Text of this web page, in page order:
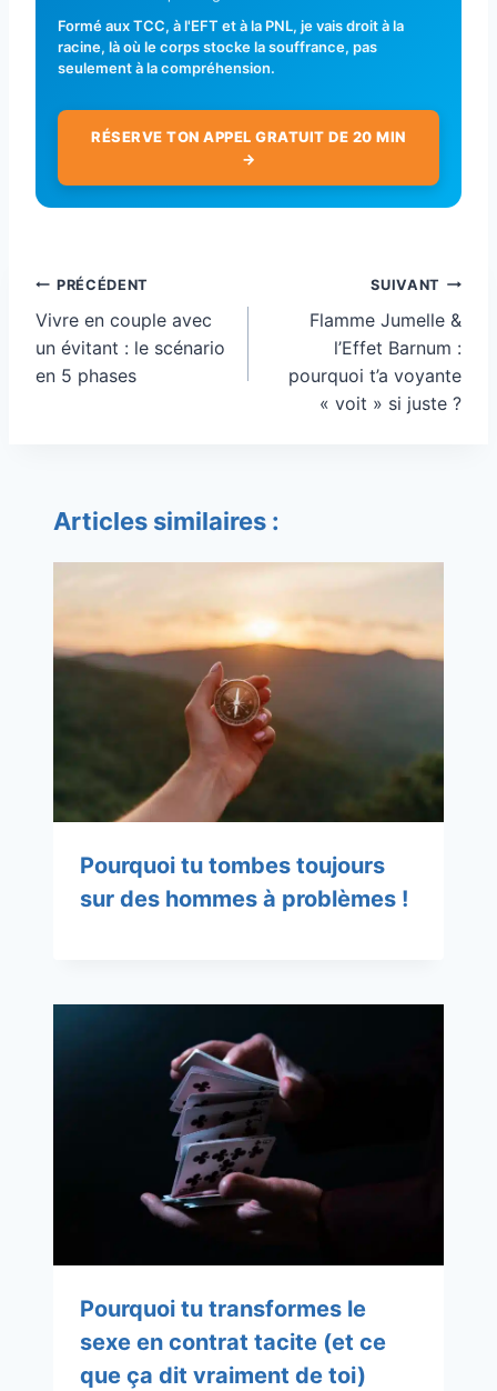
Formé aux TCC, à l'EFT et à la PNL, je vais droit à la
racine, là où le corps stocke la souffrance, pas
seulement à la compréhension.
RÉSERVE TON APPEL GRATUIT DE 20 MIN
→
Navigation
de
l’article
PRÉCÉDENT
Vivre en couple avec
un évitant : le scénario
en 5 phases
SUIVANT
Flamme Jumelle &
l’Effet Barnum :
pourquoi t’a voyante
« voit » si juste ?
Articles similaires :
Pourquoi tu tombes toujours
sur des hommes à problèmes !
Pourquoi tu transformes le
sexe en contrat tacite (et ce
que ça dit vraiment de toi)